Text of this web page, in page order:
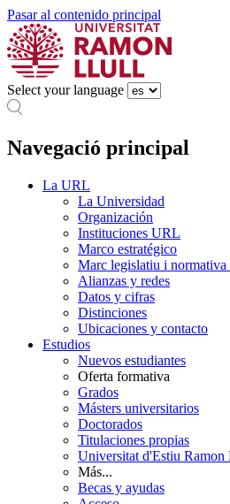
Pasar al contenido principal
Select your language
Navegació principal
La URL
La Universidad
Organización
Instituciones URL
Marco estratégico
Marc legislatiu i normativa
Alianzas y redes
Datos y cifras
Distinciones
Ubicaciones y contacto
Estudios
Nuevos estudiantes
Oferta formativa
Grados
Másters universitarios
Doctorados
Titulaciones propias
Universitat d'Estiu Ramon
Más...
Becas y ayudas